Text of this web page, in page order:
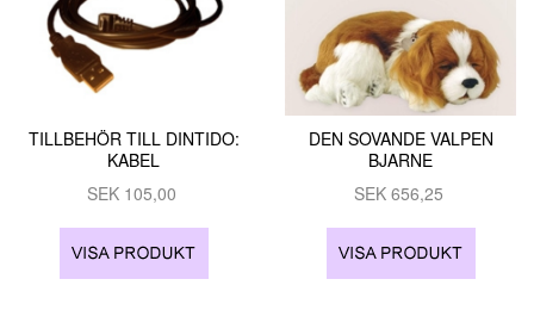
TILLBEHÖR TILL DINTIDO:
KABEL
SEK105,00
DEN SOVANDE VALPEN
BJARNE
SEK656,25